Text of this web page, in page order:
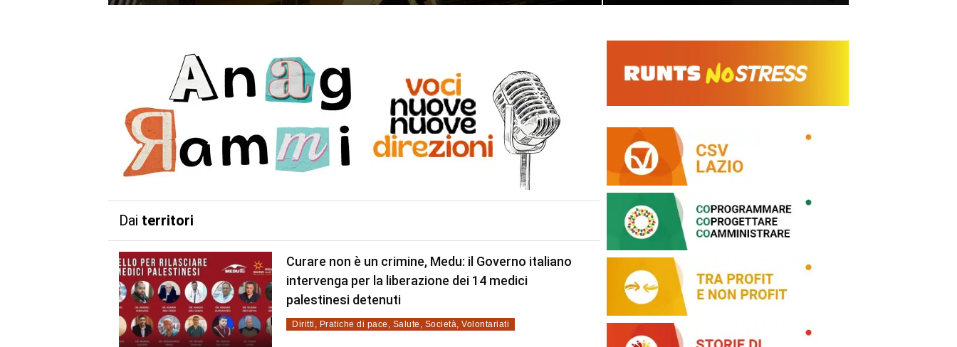
Dai territori
Curare non è un crimine, Medu: il Governo italiano
intervenga per la liberazione dei 14 medici
palestinesi detenuti
Diritti , Pratiche di pace , Salute , Società, Volontariati